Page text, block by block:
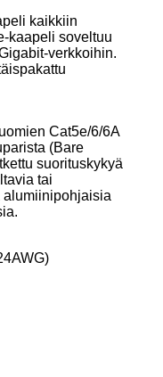
kaikkiin
kaapeli soveltuu
verkkoihin.
Cat5e/6/6A
(Bare
suorituskykyä
tai
alumiinipohjaisia